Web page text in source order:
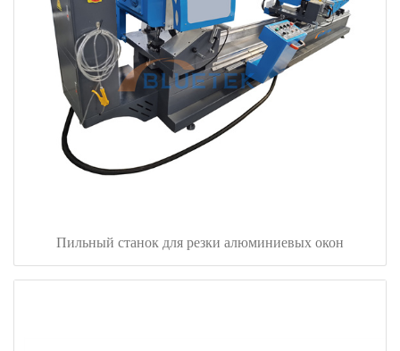
Пильный станок для резки алюминиевых окон